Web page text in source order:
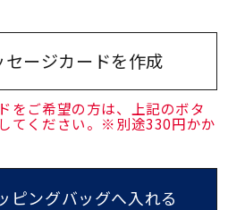
セージカードを作成
をご希望の方は、上記のボタ
てください。※別途330円かか
ピングバッグへ入れる